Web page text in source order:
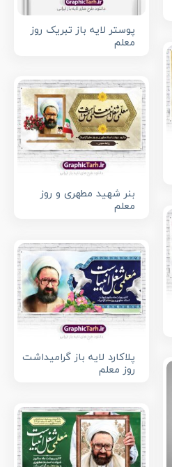
پوستر لایه باز تبریک روز
معلم
بنر شهید مطهری و روز
معلم
پلاکارد لایه باز گرامیداشت
روز معلم